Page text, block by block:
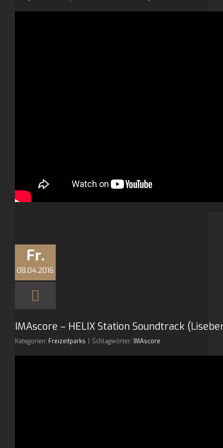
Fr.
08.04.2016
IMAscore – HELIX Station Soundtrack
Kategorien: Freizeitparks Schlagwörter: IMAscore